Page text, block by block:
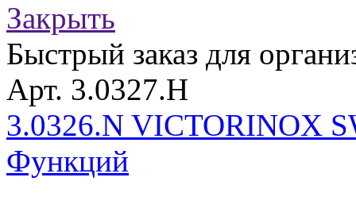
Закрыть
Быстрый заказ для
Арт. 3.0327.H
3.0326.N VICTORINOX
Функций